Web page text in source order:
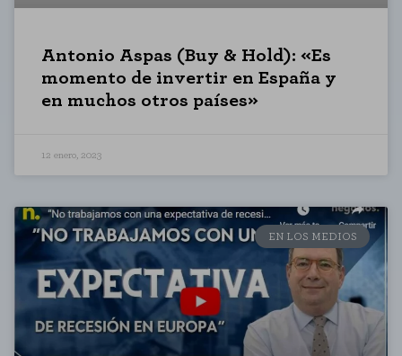
Antonio Aspas (Buy & Hold): «Es
momento de invertir en España y
en muchos otros países»
12 enero, 2023
EN LOS MEDIOS